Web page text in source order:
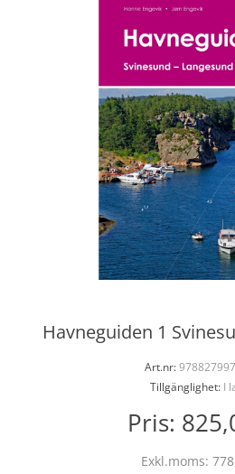
Havneguiden 1
Art.nr:
Tillgänglighet: I
Pris:
Exkl.moms: